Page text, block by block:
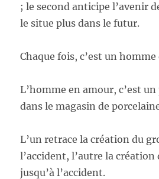
; le second anticipe l’avenir
le situe plus dans le futur.
Chaque fois, c’est un
L’homme en amour, c’est
dans le magasin de
L’un retrace la création du
l’accident, l’autre la création
jusqu’à l’accident.